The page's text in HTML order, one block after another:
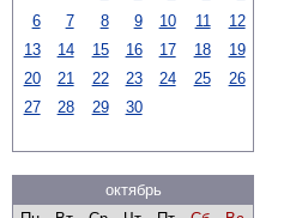
6
7 8 9 10 11
12
13
14 15 16 17 18
19
20
21 22 23 24 25
26
27
28 29 30
октябрь